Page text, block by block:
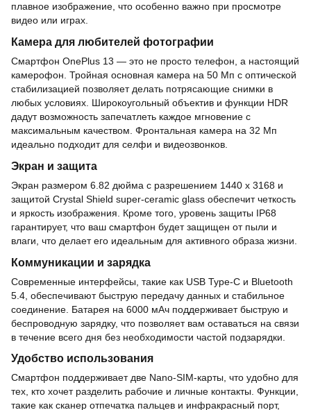
плавное изображение, что особенно важно при просмотре
видео или играх.
Камера для любителей фотографии
Смартфон OnePlus 13 — это не просто телефон, а настоящий
камерофон. Тройная основная камера на 50 Мп с оптической
стабилизацией позволяет делать потрясающие снимки в
любых условиях. Широкоугольный объектив и функции HDR
дадут возможность запечатлеть каждое мгновение с
максимальным качеством. Фронтальная камера на 32 Мп
идеально подходит для селфи и видеозвонков.
Экран и защита
Экран размером 6.82 дюйма с разрешением 1440 x 3168 и
защитой Crystal Shield super-ceramic glass обеспечит четкость
и яркость изображения. Кроме того, уровень защиты IP68
гарантирует, что ваш смартфон будет защищен от пыли и
влаги, что делает его идеальным для активного образа жизни.
Коммуникации и зарядка
Современные интерфейсы, такие как USB Type-C и Bluetooth
5.4, обеспечивают быструю передачу данных и стабильное
соединение. Батарея на 6000 мАч поддерживает быструю и
беспроводную зарядку, что позволяет вам оставаться на связи
в течение всего дня без необходимости частой подзарядки.
Удобство использования
Смартфон поддерживает две Nano-SIM-карты, что удобно для
тех, кто хочет разделить рабочие и личные контакты. Функции,
такие как сканер отпечатка пальцев и инфракрасный порт,